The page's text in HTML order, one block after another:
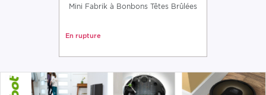
Mini Fabrik à Bonbons Têtes Brûlées
En rupture